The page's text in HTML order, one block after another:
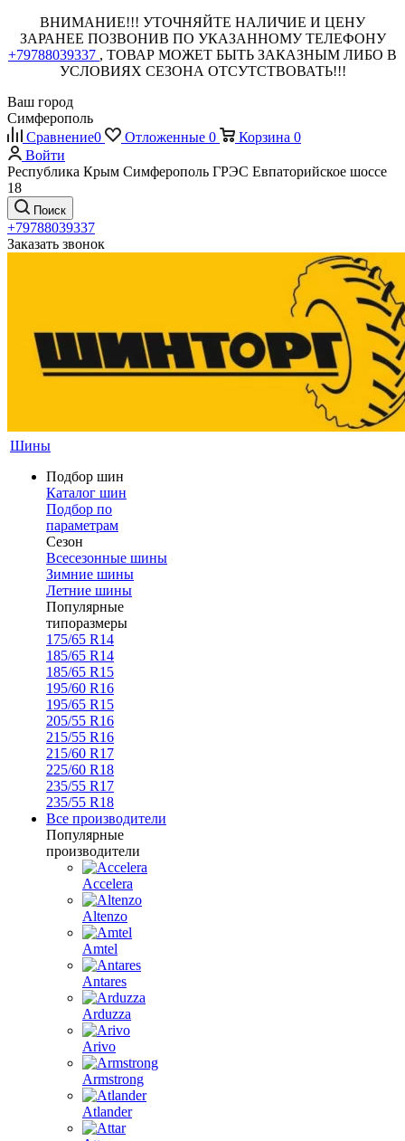
ВНИМАНИЕ!!! УТОЧНЯЙТЕ НАЛИЧИЕ И ЦЕНУ
ЗАРАНЕЕ ПОЗВОНИВ ПО УКАЗАННОМУ ТЕЛЕФОНУ
+79788039337 , ТОВАР МОЖЕТ БЫТЬ ЗАКАЗНЫМ ЛИБО В
УСЛОВИЯХ СЕЗОНА ОТСУТСТВОВАТЬ!!!
Ваш город
Симферополь
Сравнение0 Отложенные 0 Корзина 0
Войти
Республика Крым Симферополь ГРЭС Евпаторийское шоссе
18
Поиск
+79788039337
Заказать звонок
Шины
Подбор шин
Каталог шин
Подбор по
параметрам
Сезон
Всесезонные шины
Зимние шины
Летние шины
Популярные
типоразмеры
175/65 R14
185/65 R14
185/65 R15
195/60 R16
195/65 R15
205/55 R16
215/55 R16
215/60 R17
225/60 R18
235/55 R17
235/55 R18
Все производители
Популярные
производители
Accelera
Altenzo
Amtel
Antares
Arduzza
Arivo
Armstrong
Atlander